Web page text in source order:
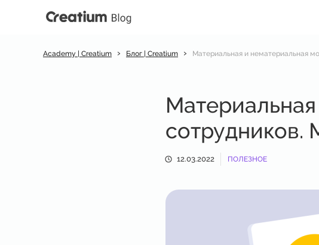
Academy | Creatium › Блог | Creatium › Материальная и нематериальная
сотрудников.
12.03.2022 ПОЛЕЗНОЕ